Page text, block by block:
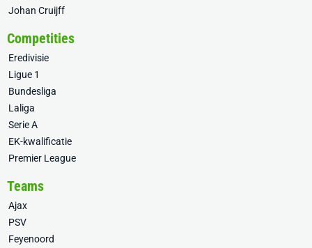
Johan Cruijff
Competities
Eredivisie
Ligue 1
Bundesliga
Laliga
Serie A
EK-kwalificatie
Premier League
Teams
Ajax
PSV
Feyenoord